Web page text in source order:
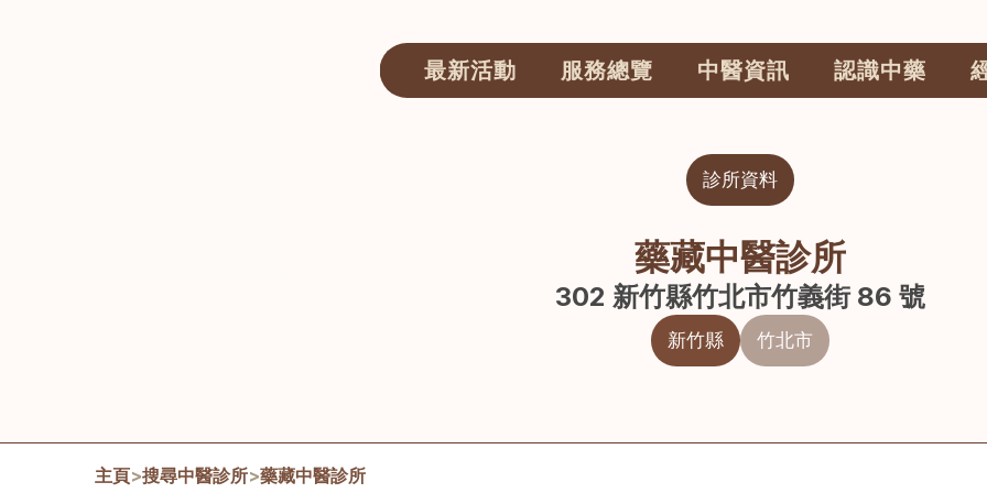
最新活動 服務總覽 中醫資訊 認識中藥
診所資料
藥藏中醫診所
302 新竹縣竹北市竹義街 86 號
新竹縣 竹北市
主頁>搜尋中醫診所>藥藏中醫診所